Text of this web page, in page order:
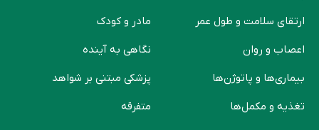
ارتقای سلامت و طول عمر
اعصاب و روان
بیماری‌ها و پاتوژن‌ها
تغذیه و مکمل‌ها
مادر و کودک
نگاهی به آینده
پزشکی مبتنی بر شواهد
متفرقه